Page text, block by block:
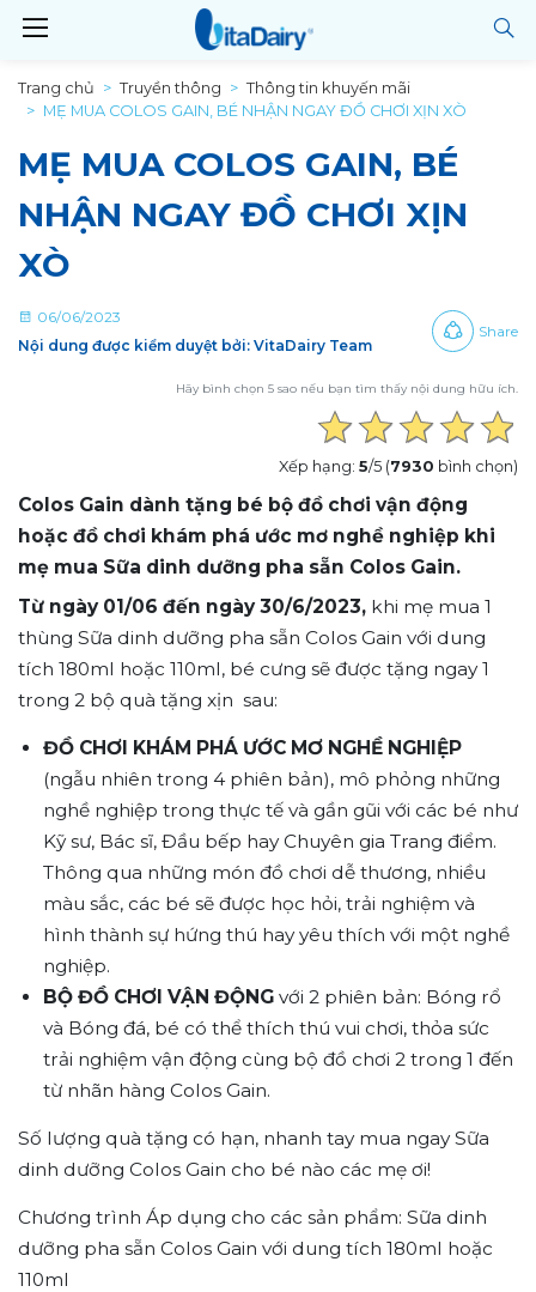
Trang chủ Truyền thông
Thông tin khuyến mãi
MẸ MUA COLOS GAIN, BÉ NHẬN NGAY ĐỒ CHƠI XỊN XÒ
MẸ MUA COLOS GAIN, BÉ
NHẬN NGAY ĐỒ CHƠI XỊN
XÒ
06/06/2023
Nội dung được kiểm duyệt bởi: VitaDairy Team
Share
Hãy bình chọn 5 sao nếu bạn tìm thấy nội dung hữu ích.
Xếp hạng: 5/5 (7930 bình chọn)
Colos Gain dành tặng bé bộ đồ chơi vận động
hoặc đồ chơi khám phá ước mơ nghề nghiệp khi
mẹ mua Sữa dinh dưỡng pha sẵn Colos Gain.
Từ ngày 01/06 đến ngày 30/6/2023, khi mẹ mua 1
thùng Sữa dinh dưỡng pha sẵn Colos Gain với dung
tích 180ml hoặc 110ml, bé cưng sẽ được tặng ngay 1
trong 2 bộ quà tặng xịn sau:
ĐỒ CHƠI KHÁM PHÁ ƯỚC MƠ NGHỀ NGHIỆP
(ngẫu nhiên trong 4 phiên bản), mô phỏng những
nghề nghiệp trong thực tế và gần gũi với các bé như
Kỹ sư, Bác sĩ, Đầu bếp hay Chuyên gia Trang điểm.
Thông qua những món đồ chơi dễ thương, nhiều
màu sắc, các bé sẽ được học hỏi, trải nghiệm và
hình thành sự hứng thú hay yêu thích với một nghề
nghiệp.
BỘ ĐỒ CHƠI VẬN ĐỘNG với 2 phiên bản: Bóng rổ
và Bóng đá, bé có thể thích thú vui chơi, thỏa sức
trải nghiệm vận động cùng bộ đồ chơi 2 trong 1 đến
từ nhãn hàng Colos Gain.
Số lượng quà tặng có hạn, nhanh tay mua ngay Sữa
dinh dưỡng Colos Gain cho bé nào các mẹ ơi!
Chương trình Áp dụng cho các sản phẩm: Sữa dinh
dưỡng pha sẵn Colos Gain với dung tích 180ml hoặc
110ml